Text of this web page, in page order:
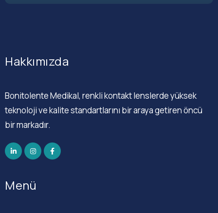
Hakkımızda
Bonitolente Medikal, renkli kontakt lenslerde yüksek
teknoloji ve kalite standartlarını bir araya getiren öncü
bir markadır.
Menü